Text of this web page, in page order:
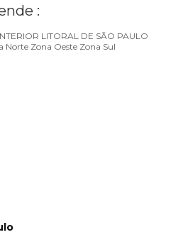
:
LITORAL DE SÃO PAULO
Norte Zona Oeste Zona Sul